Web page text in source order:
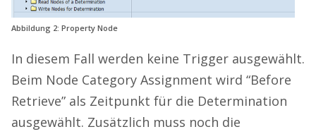
Abbildung 2: Property Node
In diesem Fall werden keine Trigger ausgewählt.
Beim Node Category Assignment wird “Before
Retrieve” als Zeitpunkt für die Determination
ausgewählt. Zusätzlich muss noch die